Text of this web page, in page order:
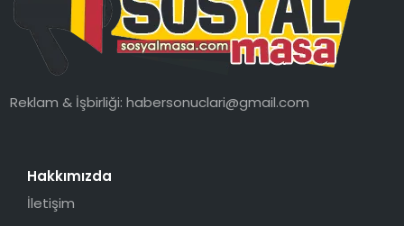
Reklam & İşbirliği:habersonuclari@gmail.com
Hakkımızda
İletişim